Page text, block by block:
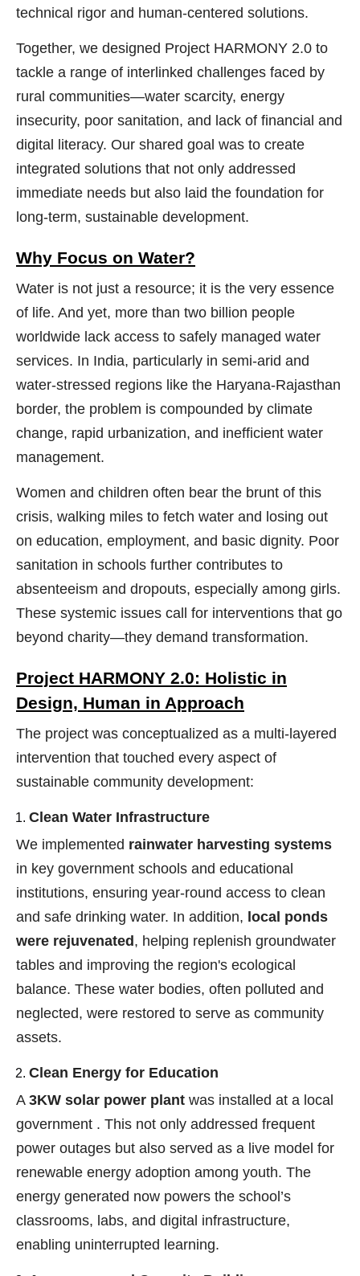
technical rigor and human-centered solutions.
Together, we designed Project HARMONY 2.0 to
tackle a range of interlinked challenges faced by
rural communities—water scarcity, energy
insecurity, poor sanitation, and lack of financial and
digital literacy. Our shared goal was to create
integrated solutions that not only addressed
immediate needs but also laid the foundation for
long-term, sustainable development.
Why Focus on Water?
Water is not just a resource; it is the very essence
of life. And yet, more than two billion people
worldwide lack access to safely managed water
services. In India, particularly in semi-arid and
water-stressed regions like the Haryana-Rajasthan
border, the problem is compounded by climate
change, rapid urbanization, and inefficient water
management.
Women and children often bear the brunt of this
crisis, walking miles to fetch water and losing out
on education, employment, and basic dignity. Poor
sanitation in schools further contributes to
absenteeism and dropouts, especially among girls.
These systemic issues call for interventions that go
beyond charity—they demand transformation.
Project HARMONY 2.0: Holistic in
Design, Human in Approach
The project was conceptualized as a multi-layered
intervention that touched every aspect of
sustainable community development:
Clean Water Infrastructure
We implemented rainwater harvesting systems
in key government schools and educational
institutions, ensuring year-round access to clean
and safe drinking water. In addition, local ponds
were rejuvenated , helping replenish groundwater
tables and improving the region's ecological
balance. These water bodies, often polluted and
neglected, were restored to serve as community
assets.
Clean Energy for Education
A 3KW solar power plant was installed at a local
government . This not only addressed frequent
power outages but also served as a live model for
renewable energy adoption among youth. The
energy generated now powers the school’s
classrooms, labs, and digital infrastructure,
enabling uninterrupted learning.